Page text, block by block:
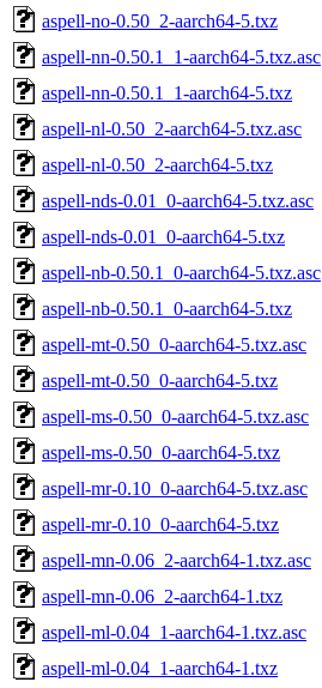
aspell-no-0.50_2-aarch64-5.txz
aspell-nn-0.50.1_1-aarch64-5.txz.asc
aspell-nn-0.50.1_1-aarch64-5.txz
aspell-nl-0.50_2-aarch64-5.txz.asc
aspell-nl-0.50_2-aarch64-5.txz
aspell-nds-0.01_0-aarch64-5.txz.asc
aspell-nds-0.01_0-aarch64-5.txz
aspell-nb-0.50.1_0-aarch64-5.txz.asc
aspell-nb-0.50.1_0-aarch64-5.txz
aspell-mt-0.50_0-aarch64-5.txz.asc
aspell-mt-0.50_0-aarch64-5.txz
aspell-ms-0.50_0-aarch64-5.txz.asc
aspell-ms-0.50_0-aarch64-5.txz
aspell-mr-0.10_0-aarch64-5.txz.asc
aspell-mr-0.10_0-aarch64-5.txz
aspell-mn-0.06_2-aarch64-1.txz.asc
aspell-mn-0.06_2-aarch64-1.txz
aspell-ml-0.04_1-aarch64-1.txz.asc
aspell-ml-0.04_1-aarch64-1.txz